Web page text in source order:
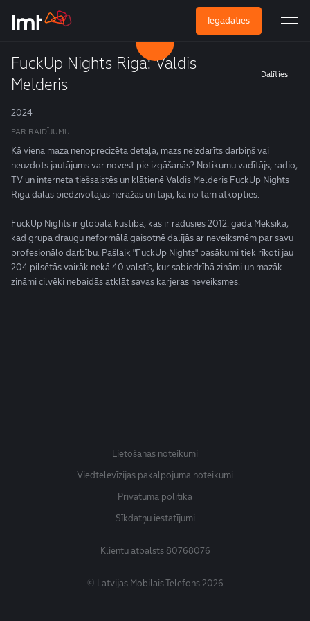
Iegādāties
FuckUp Nights Riga: Valdis
Melderis
Dalīties
2024
PAR RAIDĪJUMU
Kā viena maza nenoprecizēta detaļa, mazs neizdarīts darbiņš vai
neuzdots jautājums var novest pie izgāšanās? Notikumu vadītājs, radio,
TV un interneta tiešsaistēs un klātienē Valdis Melderis FuckUp Nights
Riga dalās piedzīvotajās neražās un tajā, kā no tām atkopties.
FuckUp Nights ir globāla kustība, kas ir radusies 2012. gadā Meksikā,
kad grupa draugu neformālā gaisotnē dalījās ar neveiksmēm par savu
profesionālo darbību. Pašlaik "FuckUp Nights" pasākumi tiek rīkoti jau
204 pilsētās vairāk nekā 40 valstīs, kur sabiedrībā zināmi un mazāk
zināmi cilvēki nebaidās atklāt savas karjeras neveiksmes.
Lietošanas noteikumi
Viedtelevīzijas pakalpojuma noteikumi
Privātuma politika
Sīkdatņu iestatījumi
Klientu atbalsts80768076
© Latvijas Mobilais Telefons 2026